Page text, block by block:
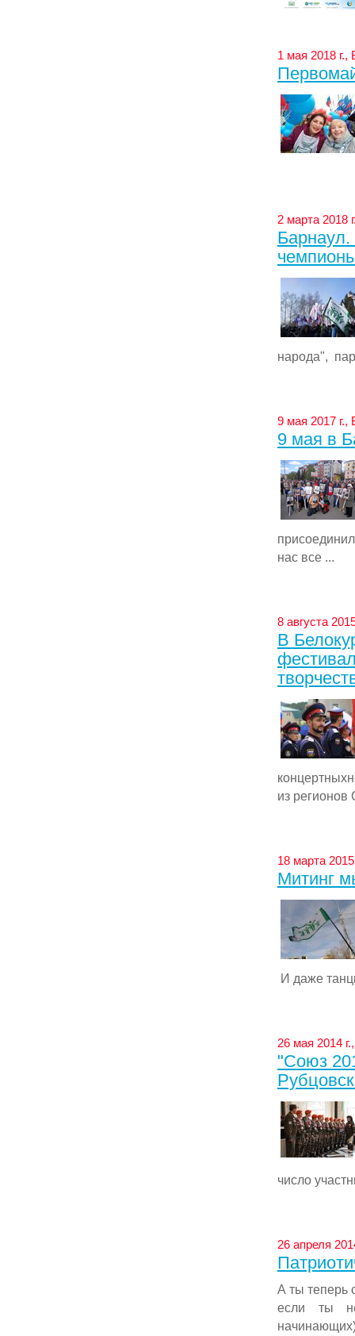
1 мая 2018 г.,
2 марта 2018
народа",
9 мая 2017 г.,
9 мая в
нас все ...
8 августа
В
из регионов
18 марта
Митинг
И даже
26 мая 2014
"Союз
число
26 апреля
А ты теперь
если ты